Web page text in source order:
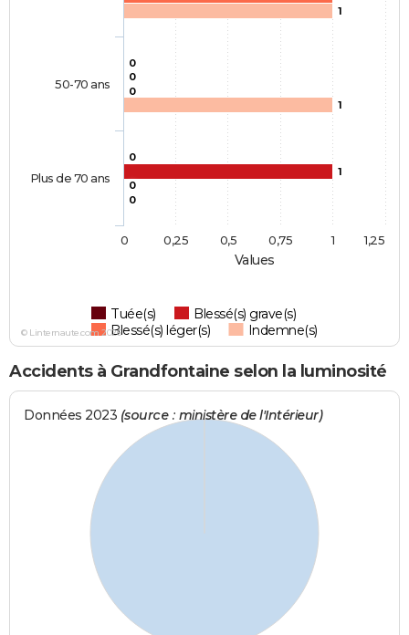
Values
0
0
0
1
0
0
1
1
0
Tuée(s)
Blessé(s) grave(s)
Blessé(s) léger(s)
Indemne(s)
50-70 ans
Plus de 70 ans
0 1
0,25 0,5 0,75 1,25
© Linternaute.com 2026
Accidents à Grandfontaine selon la luminosité
Données 2023 (source : ministère de l'Intérieur)